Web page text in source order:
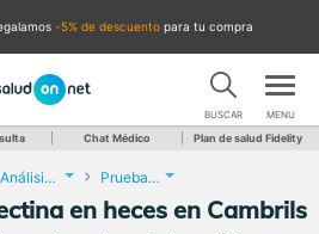
-5% de descuento para tu compra
BUSCAR MENU
Chat Médico Plan de salud Fidelity
Análisis Clínicos Prueba de calprotectina en heces
en heces en Cambrils